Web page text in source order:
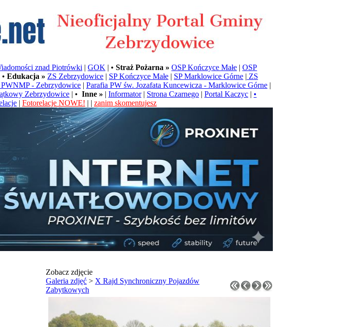
znad Piotrówki | GOK | • Straż Pożarna » OSP Kończyce Małe | OSP
• Edukacja » ZS Zebrzydowice | SP Kończyce Małe | SP Marklowice Górne | ZS
PWNMP - Zebrzydowice | Parafia PW św. Jozafata Kuncewicza - Marklowice Górne |
Zebrzydowice | • Inne » | Informator| Strona Czarnego | Portal Kaczyc | •
| Fotorelacje NOWE! | | zanim skomentujesz
Zobacz zdjęcie
Galeria zdjęć > X Rajd Synchroniczny Pojazdów
Zabytkowych